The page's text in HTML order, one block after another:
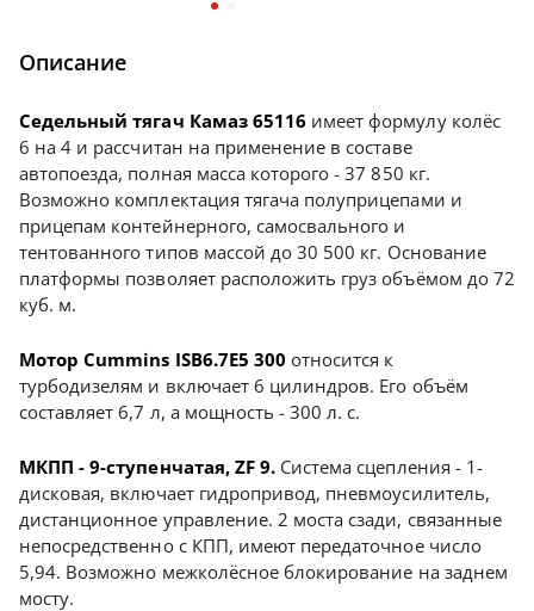
Описание
Седельный тягач Камаз 65116 имеет формулу колёс
6 на 4 и рассчитан на применение в составе
автопоезда, полная масса которого - 37 850 кг.
Возможно комплектация тягача полуприцепами и
прицепам контейнерного, самосвального и
тентованного типов массой до 30 500 кг. Основание
платформы позволяет расположить груз объёмом до 72
куб. м.
Мотор Cummins ISB6.7E5 300 относится к
турбодизелям и включает 6 цилиндров. Его объём
составляет 6,7 л, а мощность - 300 л. с.
МКПП - 9-ступенчатая, ZF 9. Система сцепления - 1-
дисковая, включает гидропривод, пневмоусилитель,
дистанционное управление. 2 моста сзади, связанные
непосредственно с КПП, имеют передаточное число
5,94. Возможно межколёсное блокирование на заднем
мосту.